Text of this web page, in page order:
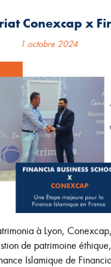
Conexcap x
1 octobre 2024
à Lyon,
de patrimoine
Islamique de